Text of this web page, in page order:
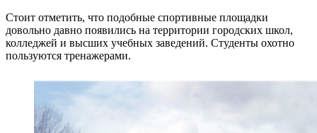
Стоит отметить, что подобные спортивные площадки
довольно давно появились на территории городских школ,
колледжей и высших учебных заведений. Студенты охотно
пользуются тренажерами.